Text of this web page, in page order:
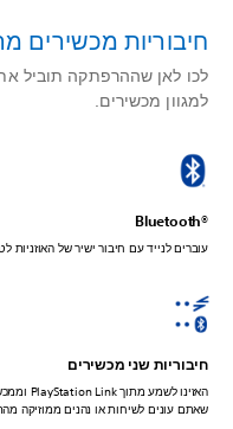
חיבוריות מכשירים
לכו לאן שההרפתקה תוביל
למגוון מכשירים.
‎Bluetooth®‎
עוברים לנייד עם חיבור ישיר של האוזניות
חיבוריות שני מכשירים
שאתם עונים לשיחות או נהנים ממוזיקה